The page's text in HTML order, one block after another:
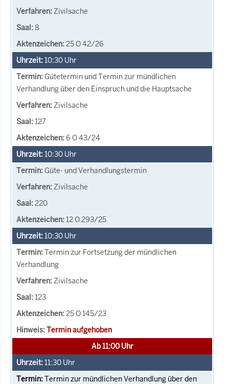
Zivilsache
8
25 O 42/26
10:30 Uhr
Gütetermin und Termin zur mündlichen
Verhandlung über den Einspruch und die Hauptsache
Zivilsache
127
6 O 43/24
10:30 Uhr
Güte- und Verhandlungstermin
Zivilsache
220
12 O 293/25
10:30 Uhr
Termin zur Fortsetzung der mündlichen
Verhandlung
Zivilsache
123
25 O 145/23
Termin aufgehoben
Ab 11:00 Uhr
11:30 Uhr
Termin zur mündlichen Verhandlung über den